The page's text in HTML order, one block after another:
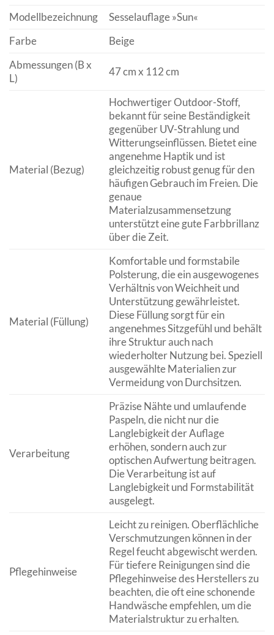
Modellbezeichnung
Sesselauflage »Sun«
Farbe
Beige
Abmessungen (B x
L)
47 cm x 112 cm
Material (Bezug)
Hochwertiger Outdoor-Stoff,
bekannt für seine Beständigkeit
gegenüber UV-Strahlung und
Witterungseinflüssen. Bietet eine
angenehme Haptik und ist
gleichzeitig robust genug für den
häufigen Gebrauch im Freien. Die
genaue
Materialzusammensetzung
unterstützt eine gute Farbbrillanz
über die Zeit.
Material (Füllung)
Komfortable und formstabile
Polsterung, die ein ausgewogenes
Verhältnis von Weichheit und
Unterstützung gewährleistet.
Diese Füllung sorgt für ein
angenehmes Sitzgefühl und behält
ihre Struktur auch nach
wiederholter Nutzung bei. Speziell
ausgewählte Materialien zur
Vermeidung von Durchsitzen.
Verarbeitung
Präzise Nähte und umlaufende
Paspeln, die nicht nur die
Langlebigkeit der Auflage
erhöhen, sondern auch zur
optischen Aufwertung beitragen.
Die Verarbeitung ist auf
Langlebigkeit und Formstabilität
ausgelegt.
Pflegehinweise
Leicht zu reinigen. Oberflächliche
Verschmutzungen können in der
Regel feucht abgewischt werden.
Für tiefere Reinigungen sind die
Pflegehinweise des Herstellers zu
beachten, die oft eine schonende
Handwäsche empfehlen, um die
Materialstruktur zu erhalten.